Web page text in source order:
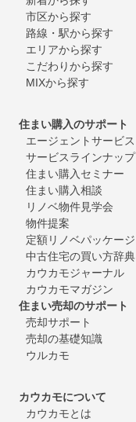
市区から探す
路線・駅から探す
エリアから探す
こだわりから探す
MIXから探す
住まい購入のサポート
エージェントサービス
サービスラインナップ
住まい購入セミナー
住まい購入相談
リノベ物件見学会
物件提案
定額リノベパッケージ
中古住宅の買い方辞典
カウカモジャーナル
カウカモマガジン
住まい売却のサポート
売却サポート
売却の基礎知識
ウルカモ
カウカモについて
カウカモとは